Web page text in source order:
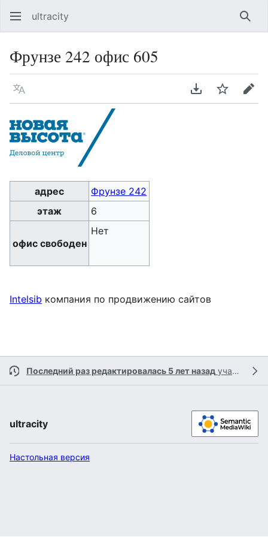
ultracity
Фрунзе 242 офис 605
Язык Скачать PDF
Следить
адрес
Фрунзе 242
этаж
6
офис свободен
Нет
Intelsib компания по продвижению сайтов
Последний раз редактировалась 5 лет назад участником
ultracity
Настольная версия